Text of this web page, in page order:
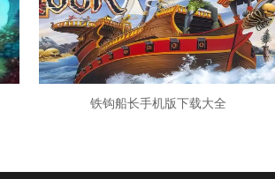
铁钩船长手机版下载大全